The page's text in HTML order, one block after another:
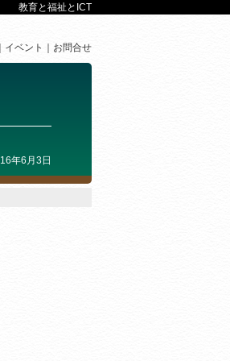
教育と福祉とICT
イベント お問合せ
年6月3日